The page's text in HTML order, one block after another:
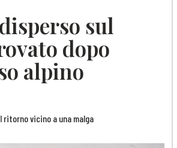
sul
dopo
alpino
vicino a una malga